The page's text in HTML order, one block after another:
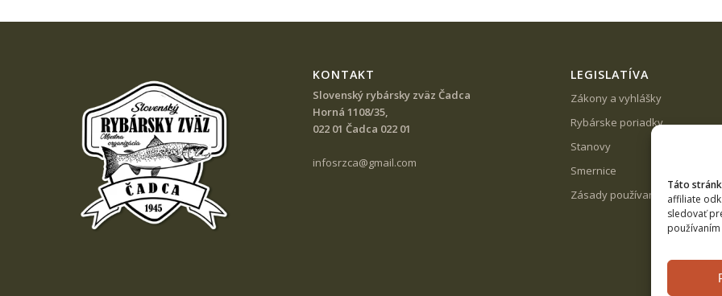
Táto
affiliate
sledovať
KONTAKT
Slovenský rybársky zväz Čadca
Horná 1108/35,
022 01 Čadca 022 01
infosrzca@gmail.com
LEGISLATÍVA
Zákony a vyhlášky
Rybárske poriadky
Stanovy
Smernice
Zásady používania súborov